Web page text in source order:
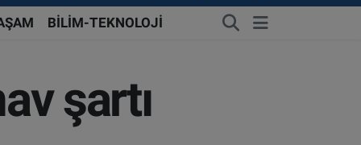
BİLİM-TEKNOLOJİ
şartı